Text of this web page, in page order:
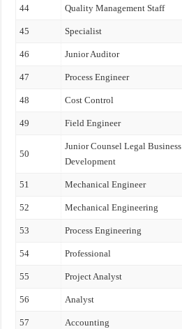
44 Quality Management Staff
45 Specialist
46 Junior Auditor
47 Process Engineer
48 Cost Control
49 Field Engineer
50
Junior Counsel Legal Business
Development
51 Mechanical Engineer
52 Mechanical Engineering
53 Process Engineering
54 Professional
55 Project Analyst
56 Analyst
57 Accounting